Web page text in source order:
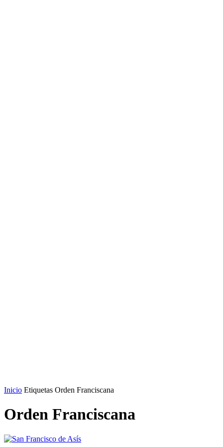
Inicio Etiquetas Orden Franciscana
Orden Franciscana